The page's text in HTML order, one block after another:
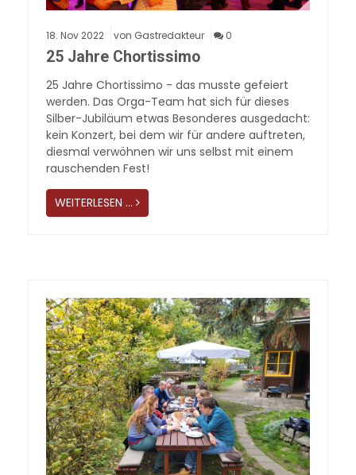
18. Nov 2022 von Gastredakteur 0
25 Jahre Chortissimo
25 Jahre Chortissimo - das musste gefeiert
werden. Das Orga-Team hat sich für dieses
Silber-Jubiläum etwas Besonderes ausgedacht:
kein Konzert, bei dem wir für andere auftreten,
diesmal verwöhnen wir uns selbst mit einem
rauschenden Fest!
WEITERLESEN …